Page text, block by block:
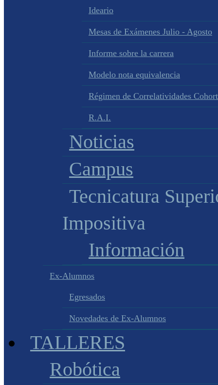
Ideario
Mesas de Exámenes Julio - Agosto
Informe sobre la carrera
Modelo nota equivalencia
Régimen de Correlatividades
R.A.I.
Noticias
Campus
Tecnicatura
Impositiva
Información
Ex-Alumnos
Egresados
Novedades de Ex-Alumnos
TALLERES
Robótica